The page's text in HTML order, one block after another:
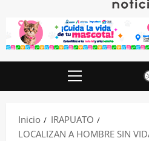
Menú
Inicio
IRAPUATO
LOCALIZAN A HOMBRE SIN